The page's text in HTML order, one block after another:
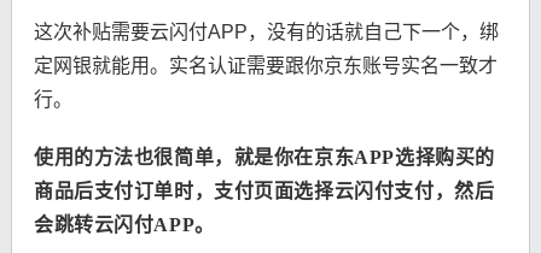
这次补贴需要云闪付APP，没有的话就自己下一个，绑
定网银就能用。实名认证需要跟你京东账号实名一致才
行。
使用的方法也很简单，就是你在京东APP选择购买的
商品后支付订单时，支付页面选择云闪付支付，然后
会跳转云闪付APP。